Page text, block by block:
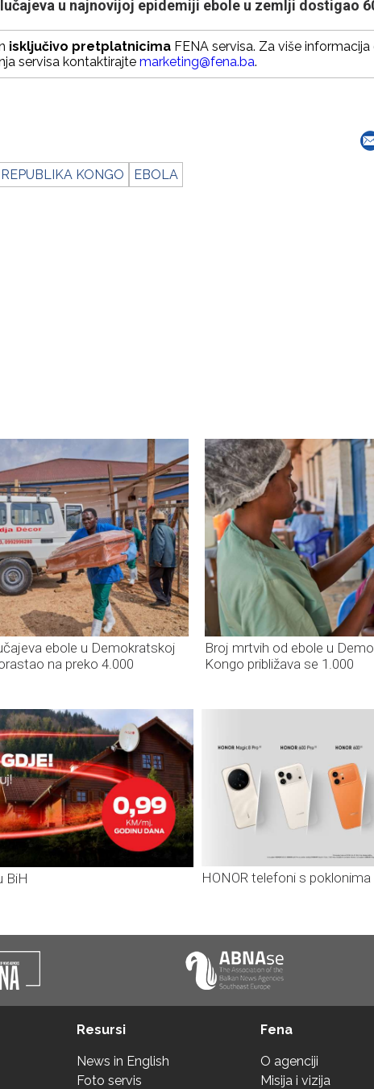
u najnovijoj epidemiji ebole u zemlji dostigao
isključivo pretplatnicima FENA servisa. Za više informacija
servisa kontaktirajte marketing@fena.ba.
KONGO EBOLA
ebole u Demokratskoj
na preko 4.000
Broj mrtvih od ebole u
Kongo približava se 1.000
BiH HONOR telefoni s
Resursi
News in English
Foto servis
Fena
O agenciji
Misija i vizija